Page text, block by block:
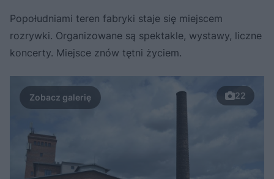
Popołudniami teren fabryki staje się miejscem
rozrywki. Organizowane są spektakle, wystawy, liczne
koncerty. Miejsce znów tętni życiem.
22